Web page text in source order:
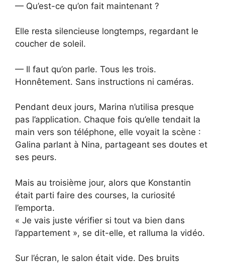
— Qu’est-ce qu’on fait maintenant ?
Elle resta silencieuse longtemps, regardant le
coucher de soleil.
— Il faut qu’on parle. Tous les trois.
Honnêtement. Sans instructions ni caméras.
Pendant deux jours, Marina n’utilisa presque
pas l’application. Chaque fois qu’elle tendait la
main vers son téléphone, elle voyait la scène :
Galina parlant à Nina, partageant ses doutes et
ses peurs.
Mais au troisième jour, alors que Konstantin
était parti faire des courses, la curiosité
l’emporta.
« Je vais juste vérifier si tout va bien dans
l’appartement », se dit-elle, et ralluma la vidéo.
Sur l’écran, le salon était vide. Des bruits